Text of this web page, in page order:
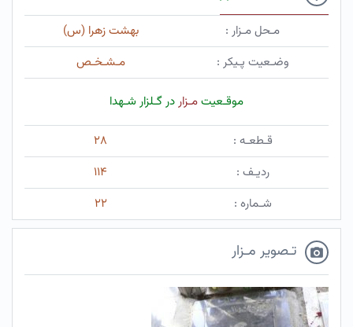
مـحل مـزار :
بهشت زهرا (س)
وضـعیت پـیکر :
مـشـخـص
موقـعیتمـزاردر گـلزار شـهدا
قـطعـه :
۲۸
ردیـف :
۱۱۴
شـماره :
۲۲
تـصویر مـزار